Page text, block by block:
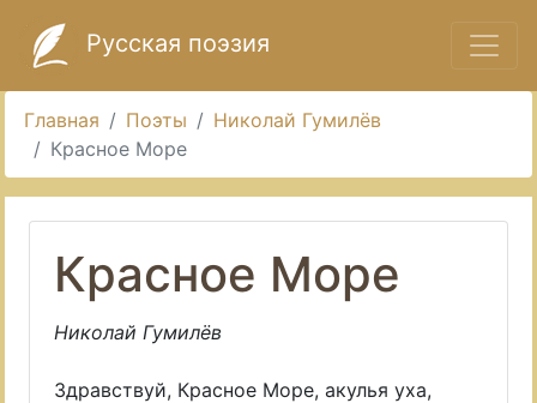
Русская поэзия
Главная Поэты
Николай Гумилёв
Красное Море
Красное Море
Николай Гумилёв
Здравствуй, Красное Море, акулья уха,